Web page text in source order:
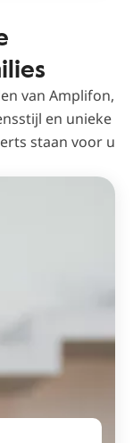
van Amplifon,
en unieke
staan ​​voor u